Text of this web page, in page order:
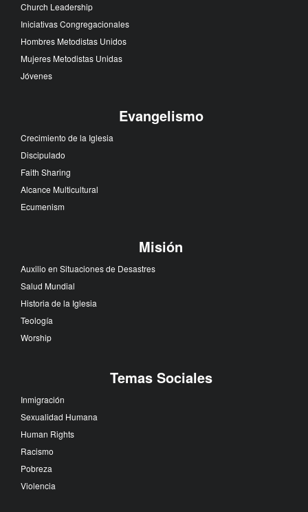
Church Leadership
Iniciativas Congregacionales
Hombres Metodistas Unidos
Mujeres Metodistas Unidas
Jóvenes
Evangelismo
Crecimiento de la Iglesia
Discipulado
Faith Sharing
Alcance Multicultural
Ecumenism
Misión
Auxilio en Situaciones de Desastres
Salud Mundial
Historia de la Iglesia
Teología
Worship
Temas Sociales
Inmigración
Sexualidad Humana
Human Rights
Racismo
Pobreza
Violencia